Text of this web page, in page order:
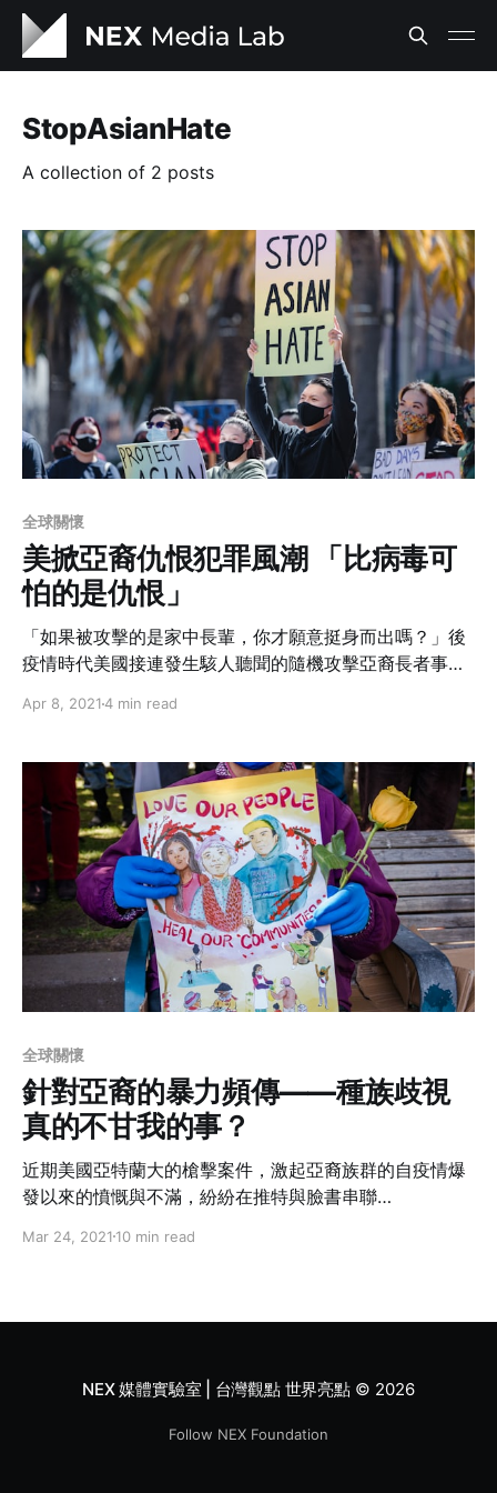
StopAsianHate
A collection of 2 posts
全球關懷
美掀亞裔仇恨犯罪風潮 「比病毒可
怕的是仇恨」
「如果被攻擊的是家中長輩，你才願意挺身而出嗎？」後
疫情時代美國接連發生駭人聽聞的隨機攻擊亞裔長者事
華人的神經；長期以來被歧視、被針對甚至現在成為惡意
可能嗎？我們到底還要旁觀多久？
Apr 8, 20214 min read
全球關懷
針對亞裔的暴力頻傳——種族歧視
真的不甘我的事？
近期美國亞特蘭大的槍擊案件，激起亞裔族群的自疫情爆
發以來的憤慨與不滿，紛紛在推特與臉書串聯
平等的種族歧視。而作為亞裔的一環，台裔該如何看待這
Mar 24, 2021 10 min read
NEX 媒體實驗室 | 台灣觀點 世界亮點© 2026
Follow NEX Foundation